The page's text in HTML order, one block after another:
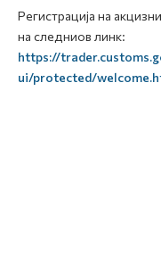
Регистрација на
на следниов линк:
https://
ui/protected/